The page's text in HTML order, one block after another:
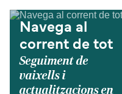
Navega al
corrent de tot
Seguiment de
vaixells i
actualitzacions en